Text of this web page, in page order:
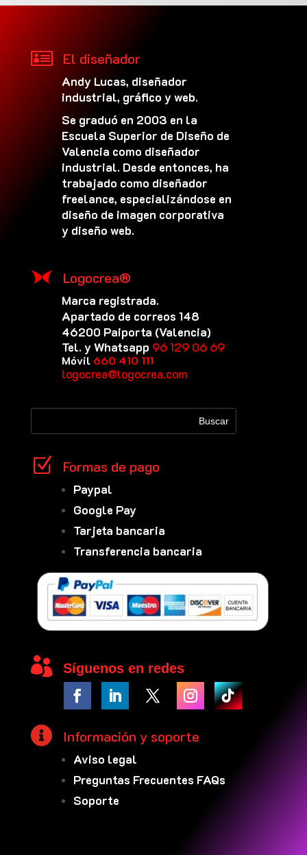
 El diseñador
Andy Lucas, diseñador
industrial, gráfico y web.
Se graduó en 2003 en la
Escuela Superior de Diseño de
Valencia como diseñador
industrial. Desde entonces, ha
trabajado como diseñador
freelance, especializándose en
diseño de imagen corporativa
y diseño web.
Logocrea®
Marca registrada.
Apartado de correos 148
46200 Paiporta (Valencia)
Tel. y Whatsapp 96 129 06 69
Móvil 660 410 111
logocrea@logocrea.com
Z Formas de pago
Paypal
Google Pay
Tarjeta bancaria
Transferencia bancaria
 Síguenos en redes
 Información y soporte
Aviso legal
Preguntas Frecuentes FAQs
Soporte